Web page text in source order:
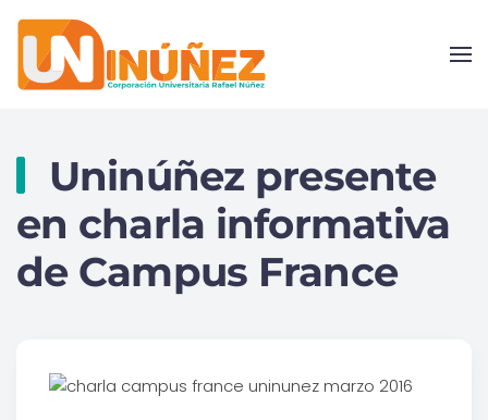
Skip to main content
Uninúñez presente
en charla informativa
de Campus France